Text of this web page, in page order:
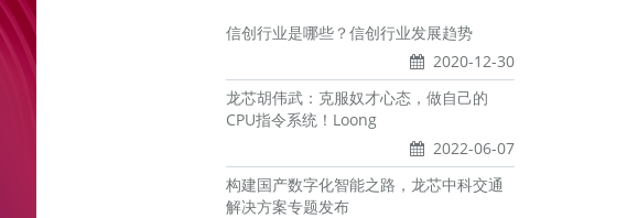
信创行业是哪些？信创行业发展趋势
2020-12-30
龙芯胡伟武：克服奴才心态，做自己的
CPU指令系统！Loong
2022-06-07
构建国产数字化智能之路，龙芯中科交通
解决方案专题发布